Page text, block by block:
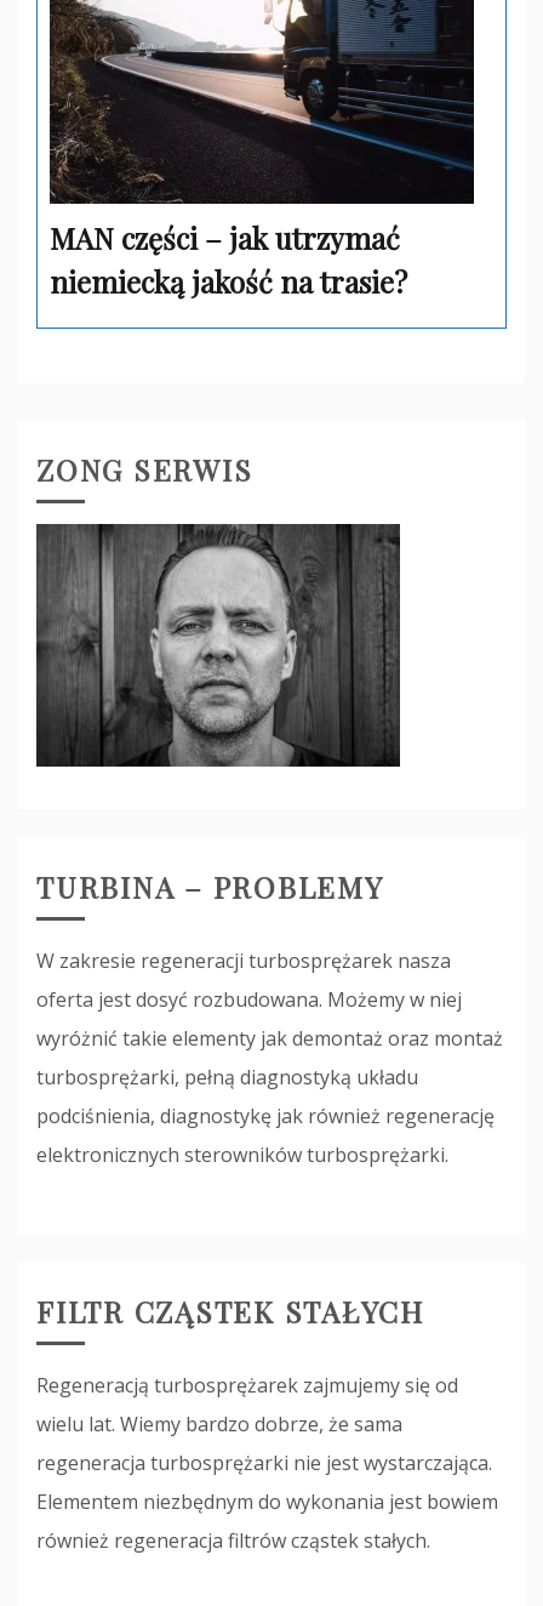
MAN części – jak utrzymać
niemiecką jakość na trasie?
ZONG SERWIS
TURBINA – PROBLEMY
W zakresie regeneracji turbosprężarek nasza
oferta jest dosyć rozbudowana. Możemy w niej
wyróżnić takie elementy jak demontaż oraz montaż
turbosprężarki, pełną diagnostyką układu
podciśnienia, diagnostykę jak również regenerację
elektronicznych sterowników turbosprężarki.
FILTR CZĄSTEK STAŁYCH
Regeneracją turbosprężarek zajmujemy się od
wielu lat. Wiemy bardzo dobrze, że sama
regeneracja turbosprężarki nie jest wystarczająca.
Elementem niezbędnym do wykonania jest bowiem
również regeneracja filtrów cząstek stałych.